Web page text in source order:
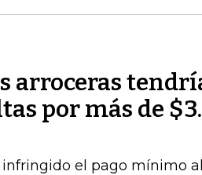
arroceras
por más de
infringido el pago mínimo